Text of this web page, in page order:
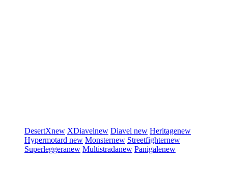
DesertXnew XDiavelnew Diavel new Heritagenew
Hypermotard new Monsternew Streetfighternew
Superleggeranew Multistradanew Panigalenew